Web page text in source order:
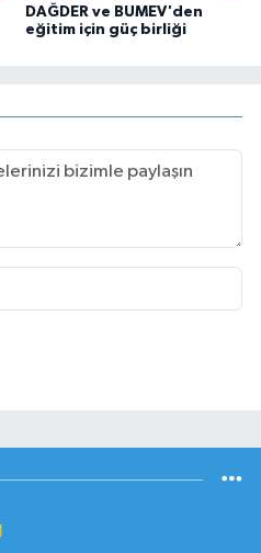
DAĞDER ve BUMEV'den
eğitim için güç birliği